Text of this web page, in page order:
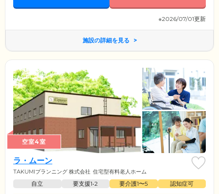
※2026/07/01更新
施設の詳細を見る
空室4室
ラ・ムーン
TAKUMIプランニング 株式会社 住宅型有料老人ホーム
自立 要支援1•2 要介護1〜5
認知症可